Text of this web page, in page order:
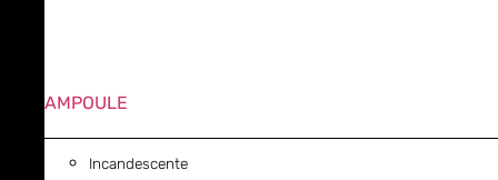
AMPOULE
Incandescente